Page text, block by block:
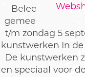
Beleef
gemeente Ede.
t/m zondag 5
kunstwerken In
De kunstwerken
en speciaal voor